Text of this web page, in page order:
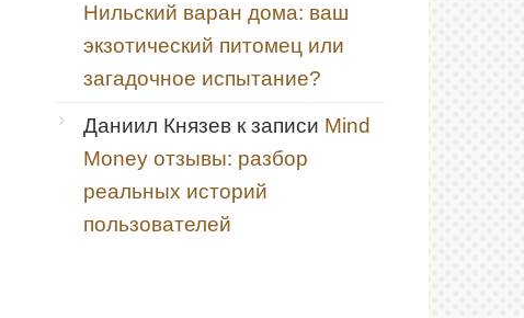
Нильский варан дома: ваш
экзотический питомец или
загадочное испытание?
Даниил Князев к записи Mind
Money отзывы: разбор
реальных историй
пользователей